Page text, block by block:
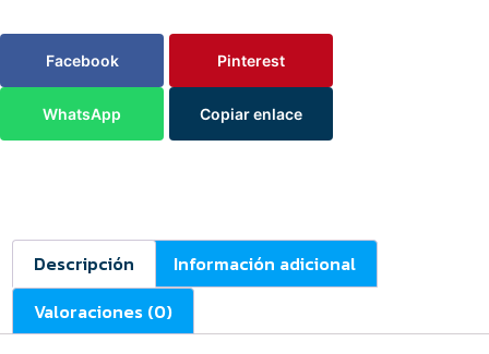
Facebook Pinterest
WhatsApp Copiar enlace
Descripción
Información adicional
Valoraciones (0)